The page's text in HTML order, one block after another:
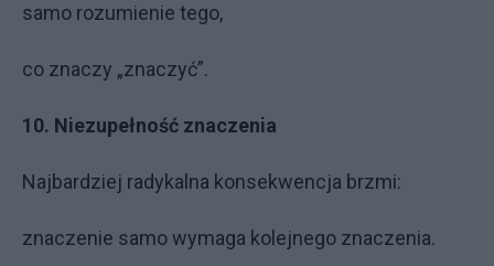
samo rozumienie tego,
co znaczy „znaczyć”.
10. Niezupełność znaczenia
Najbardziej radykalna konsekwencja brzmi:
znaczenie samo wymaga kolejnego znaczenia.